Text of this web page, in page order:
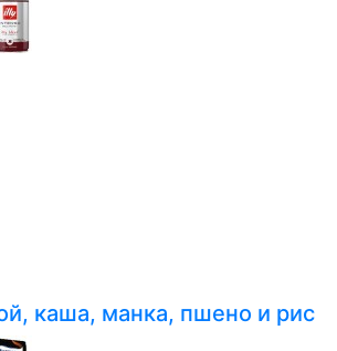
каша, манка, пшено и рис